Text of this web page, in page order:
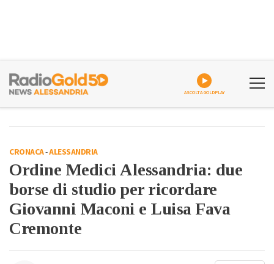
ASCOLTA GOLDPLAY
CRONACA-ALESSANDRIA
Ordine Medici Alessandria: due
borse di studio per ricordare
Giovanni Maconi e Luisa Fava
Cremonte